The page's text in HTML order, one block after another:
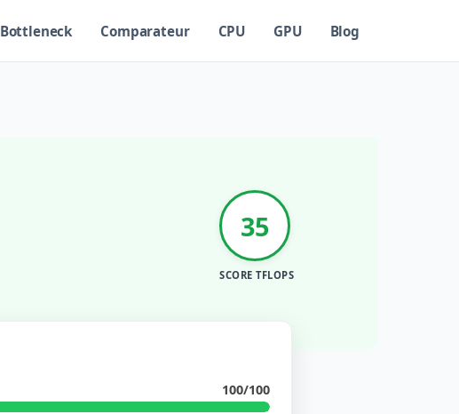
Bottleneck Comparateur CPU GPU Blog
35
SCORE TFLOPS
100/100